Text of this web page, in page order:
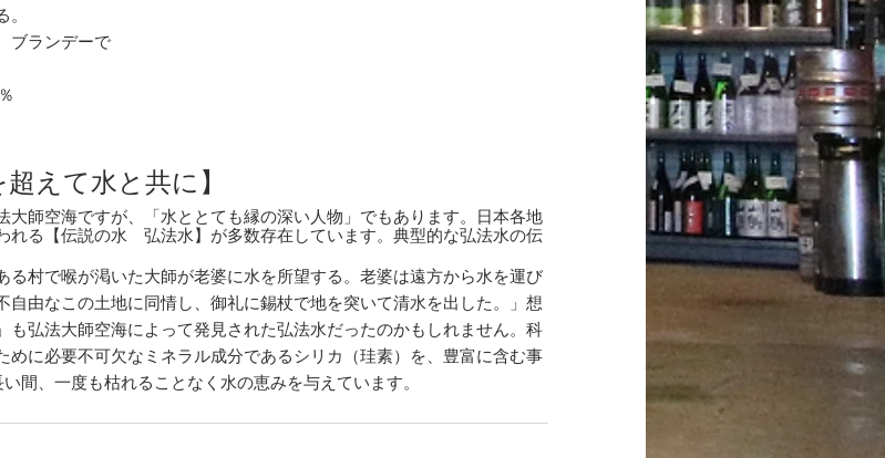
ブランデーで
えて水と共に】
大師空海ですが、「水ととても縁の深い人物」でもあります。日本各地
れる【伝説の水　弘法水】が多数存在しています。典型的な弘法水の伝
る村で喉が渇いた大師が老婆に水を所望する。老婆は遠方から水を運び
自由なこの土地に同情し、御礼に錫杖で地を突いて清水を出した。」想
も弘法大師空海によって発見された弘法水だったのかもしれません。科
めに必要不可欠なミネラル成分であるシリカ（珪素）を、豊富に含む事
間、一度も枯れることなく水の恵みを与えています。